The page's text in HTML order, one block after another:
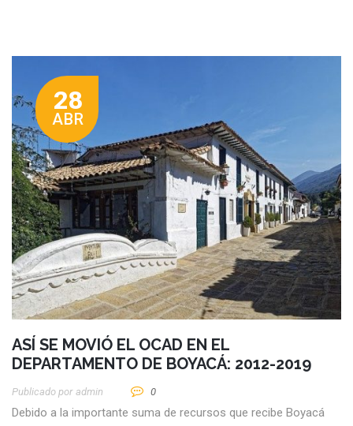
28
ABR
ASÍ SE MOVIÓ EL OCAD EN EL
DEPARTAMENTO DE BOYACÁ: 2012-2019
Publicado por Admin 0
Debido a la importante suma de recursos que recibe Boyacá